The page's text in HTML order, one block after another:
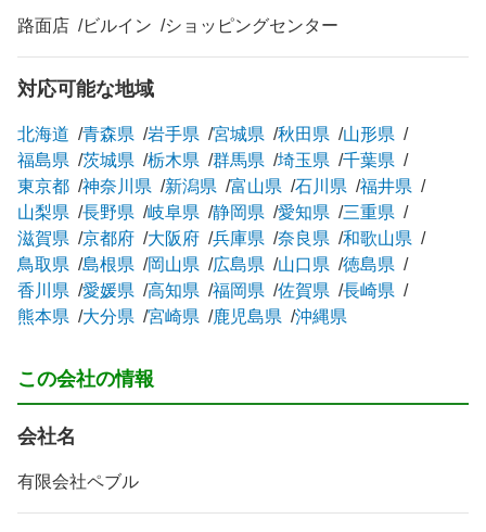
路面店 ビルイン ショッピングセンター
対応可能な地域
北海道 青森県 岩手県 宮城県 秋田県
山形県
福島県
茨城県 栃木県 群馬県 埼玉県
千葉県
東京都
神奈川県 新潟県 富山県 石川県
福井県
山梨県
長野県 岐阜県 静岡県 愛知県
三重県
滋賀県
京都府 大阪府 兵庫県 奈良県
和歌山県
鳥取県
島根県 岡山県 広島県 山口県
徳島県
香川県
愛媛県 高知県 福岡県 佐賀県
長崎県
熊本県
大分県 宮崎県 鹿児島県 沖縄県
この会社の情報
会社名
有限会社ペブル